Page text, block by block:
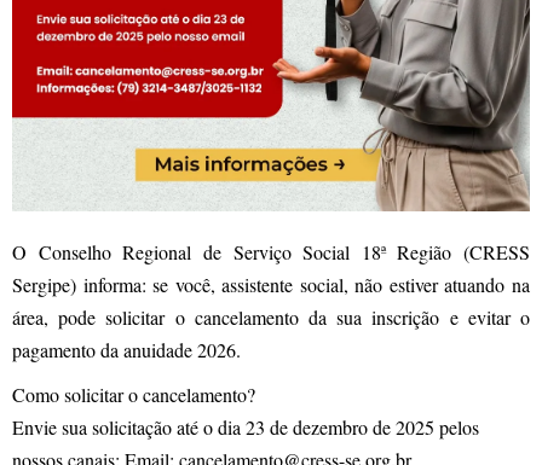
O Conselho Regional de Serviço Social 18ª Região (CRESS
Sergipe) informa: se você, assistente social, não estiver atuando na
área, pode solicitar o cancelamento da sua inscrição e evitar o
pagamento da anuidade 2026.
Como solicitar o cancelamento?
Envie sua solicitação até o dia 23 de dezembro de 2025 pelos